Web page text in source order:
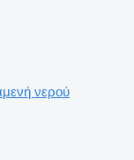
νερού